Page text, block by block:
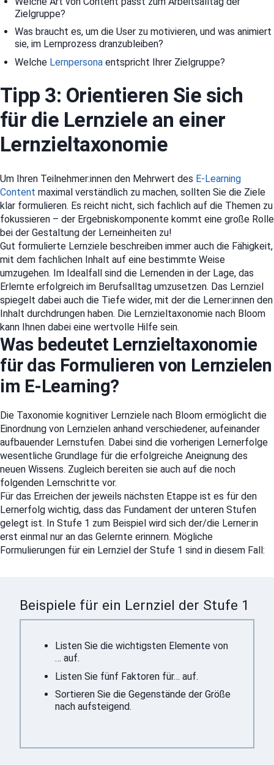
Zielgruppe?
Was braucht es, um die User zu motivieren, und was animiert
sie, im Lernprozess dranzubleiben?
Welche Lernpersona entspricht Ihrer Zielgruppe?
Tipp 3: Orientieren Sie sich
für die Lernziele an einer
Lernzieltaxonomie
Um Ihren Teilnehmer:innen den Mehrwert des E-Learning
Content maximal verständlich zu machen, sollten Sie die Ziele
klar formulieren. Es reicht nicht, sich fachlich auf die Themen zu
fokussieren – der Ergebniskomponente kommt eine große Rolle
bei der Gestaltung der Lerneinheiten zu!
Gut formulierte Lernziele beschreiben immer auch die Fähigkeit,
mit dem fachlichen Inhalt auf eine bestimmte Weise
umzugehen. Im Idealfall sind die Lernenden in der Lage, das
Erlernte erfolgreich im Berufsalltag umzusetzen. Das Lernziel
spiegelt dabei auch die Tiefe wider, mit der die Lerner:innen den
Inhalt durchdrungen haben. Die Lernzieltaxonomie nach Bloom
kann Ihnen dabei eine wertvolle Hilfe sein.
Was bedeutet Lernzieltaxonomie
für das Formulieren von Lernzielen
im E-Learning?
Die Taxonomie kognitiver Lernziele nach Bloom ermöglicht die
Einordnung von Lernzielen anhand verschiedener, aufeinander
aufbauender Lernstufen. Dabei sind die vorherigen Lernerfolge
wesentliche Grundlage für die erfolgreiche Aneignung des
neuen Wissens. Zugleich bereiten sie auch auf die noch
folgenden Lernschritte vor.
Für das Erreichen der jeweils nächsten Etappe ist es für den
Lernerfolg wichtig, dass das Fundament der unteren Stufen
gelegt ist. In Stufe 1 zum Beispiel wird sich der/die Lerner:in
erst einmal nur an das Gelernte erinnern. Mögliche
Formulierungen für ein Lernziel der Stufe 1 sind in diesem Fall:
Beispiele für ein Lernziel der Stufe 1
Listen Sie die wichtigsten Elemente von
… auf.
Listen Sie fünf Faktoren für… auf.
Sortieren Sie die Gegenstände der Größe
nach aufsteigend.